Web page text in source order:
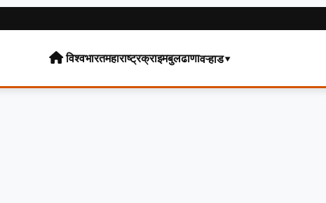
विश्वभारतमहाराष्ट्रक्राइमबुलढाणावऱ्हाड▾